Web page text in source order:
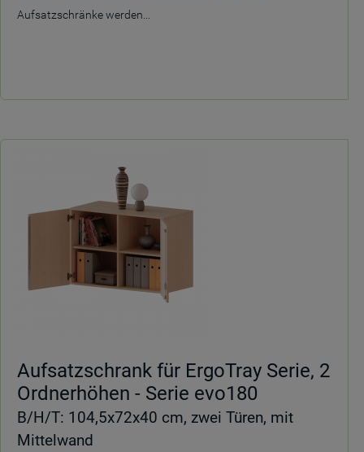
Aufsatzschränke werden...
Aufsatzschrank für ErgoTray Serie, 2
Ordnerhöhen - Serie evo180
B/H/T: 104,5x72x40 cm, zwei Türen, mit
Mittelwand